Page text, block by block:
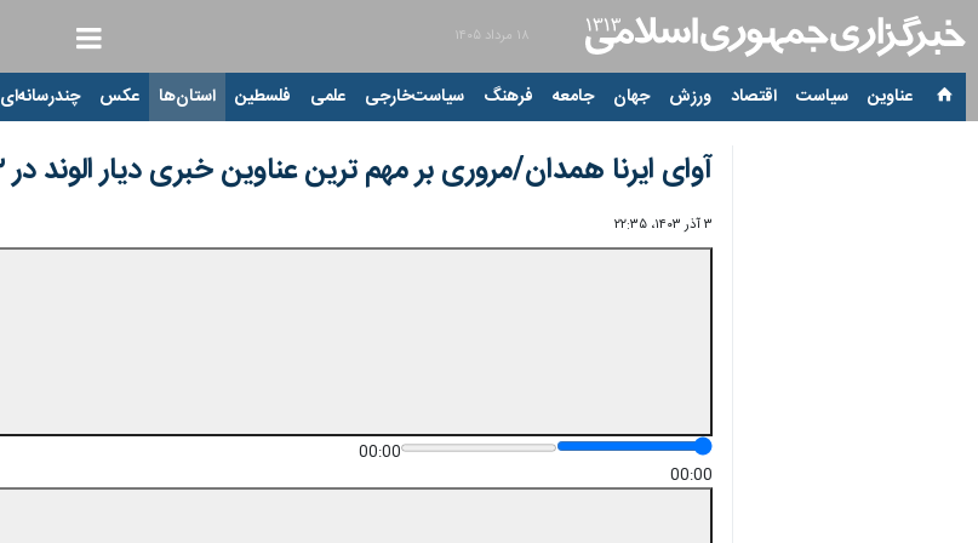
۱۸ مرداد ۱۴۰۵
عناوین‌ سیاست اقتصاد ورزش جهان جامعه فرهنگ سیاست‌خارجی علمی فلسطین استان‌ها عکس چندرسانه‌ای
آوای ایرنا همدان/مروری بر مهم ترین عناوین خبری دیار الوند در ۳ آذر ۱۴۰۳
۳ آذر ۱۴۰۳، ۲۲:۳۵